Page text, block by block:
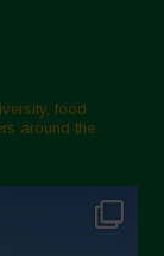
food
around the